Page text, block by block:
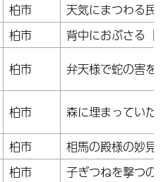
柏市
天気にまつわる民
柏市
背中におぶさる「
柏市 弁天様で蛇の害を
柏市
森に埋まっていた
柏市
相馬の殿様の妙見
柏市
子ぎつねを撃つの